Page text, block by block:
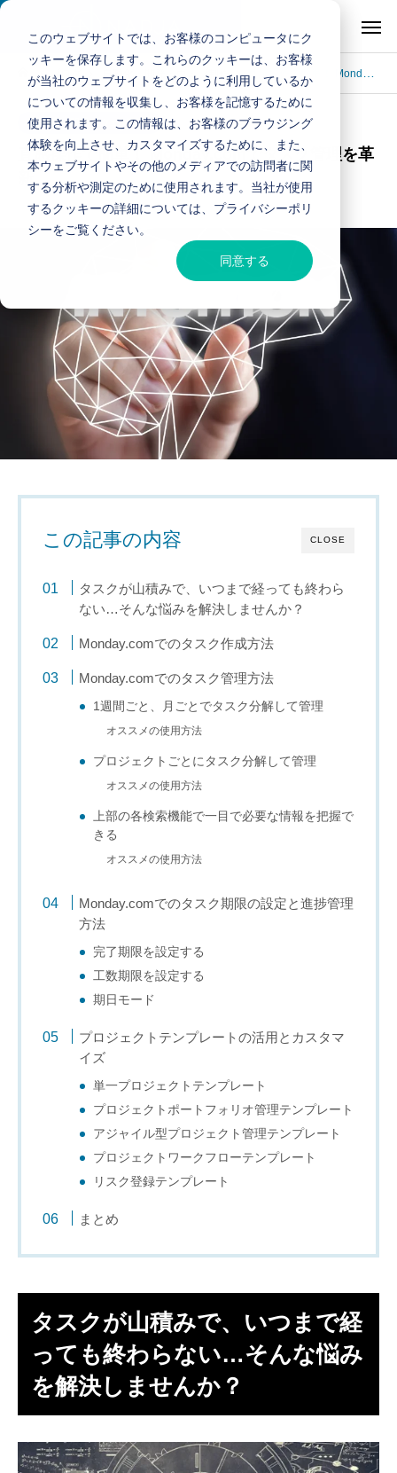
このウェブサイトでは、お客様のコンピュータにク
ッキーを保存します。これらのクッキーは、お客様
が当社のウェブサイトをどのように利用しているか
についての情報を収集し、お客様を記憶するために
使用されます。この情報は、お客様のブラウジング
体験を向上させ、カスタマイズするために、また、
本ウェブサイトやその他のメディアでの訪問者に関
する分析や測定のために使用されます。当社が使用
するクッキーの詳細については、プライバシーポリ
シーをご覧ください。
同意する
ブログ 自動化・開発・ウェブ制作 直感操作で簡単！ Monday.comでタスク管理を革新
自動化・開発・ウェブ制作
直感操作で簡単！ Monday.comでタスク管理を革
新
2024.10.30
CLOSE
この記事の内容
タスクが山積みで、いつまで経っても終わら
ない…そんな悩みを解決しませんか？
Monday.comでのタスク作成方法
Monday.comでのタスク管理方法
1週間ごと、月ごとでタスク分解して管理
オススメの使用方法
プロジェクトごとにタスク分解して管理
オススメの使用方法
上部の各検索機能で一目で必要な情報を把握で
きる
オススメの使用方法
Monday.comでのタスク期限の設定と進捗管理
方法
完了期限を設定する
工数期限を設定する
期日モード
プロジェクトテンプレートの活用とカスタマ
イズ
単一プロジェクトテンプレート
プロジェクトポートフォリオ管理テンプレート
アジャイル型プロジェクト管理テンプレート
プロジェクトワークフローテンプレート
リスク登録テンプレート
まとめ
タスクが山積みで、いつまで経
っても終わらない…そんな悩み
を解決しませんか？